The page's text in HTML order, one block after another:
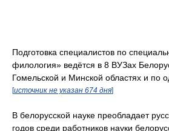
Подготовка специалистов по
филология» ведётся в 8 ВУЗах
Гомельской и Минской областях и по
[источник не указан 674 дня]
В белорусской науке преобладает
годов среди работников науки